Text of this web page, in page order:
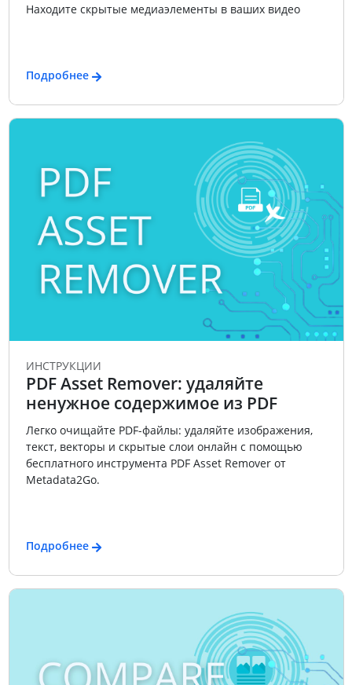
Находите скрытые медиаэлементы в ваших видео
Подробнее
ИНСТРУКЦИИ
PDF Asset Remover: удаляйте
ненужное содержимое из PDF
Легко очищайте PDF-файлы: удаляйте изображения,
текст, векторы и скрытые слои онлайн с помощью
бесплатного инструмента PDF Asset Remover от
Metadata2Go.
Подробнее